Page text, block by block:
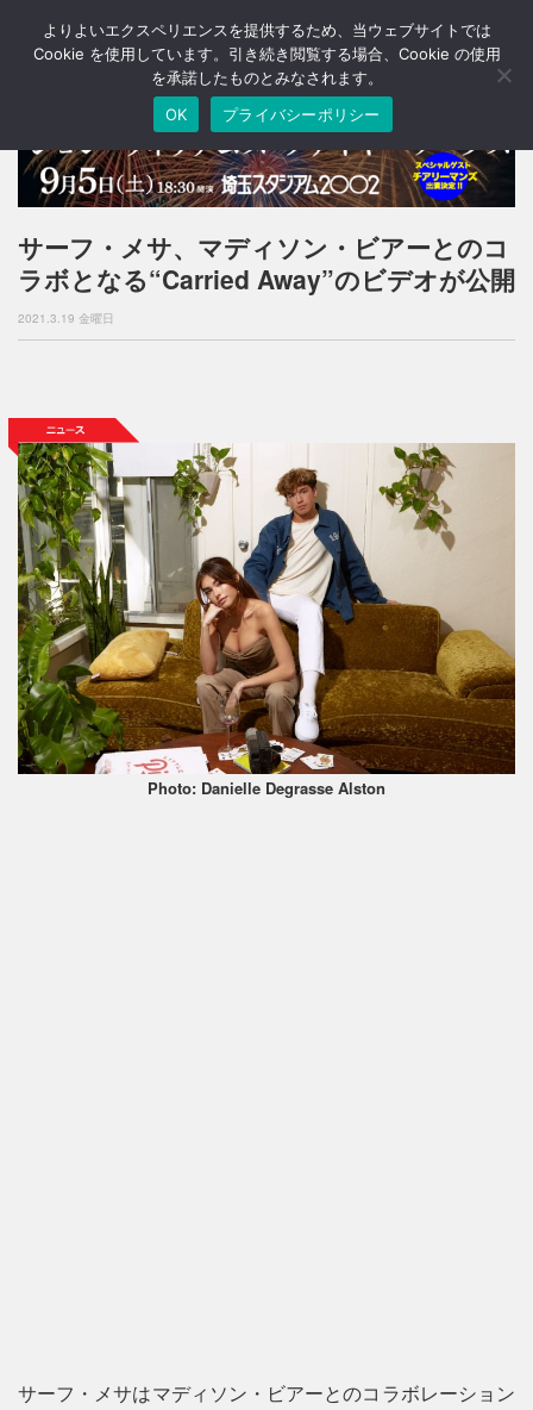
T
o
a
v
g
a
o
サーフ・メサ、マディソン・ビアーとのコ
ラボとなる“Carried Away”のビデオが公開
2021.3.19 金曜日
Photo: Danielle Degrasse Alston
サーフ・メサはマディソン・ビアーとのコラボレーション
よりよいエクスペリエンスを提供するため、当ウェブサイトでは
Cookie を使用しています。引き続き閲覧する場合、Cookie の使用
を承諾したものとみなされます。
OK
プライバシーポリシー